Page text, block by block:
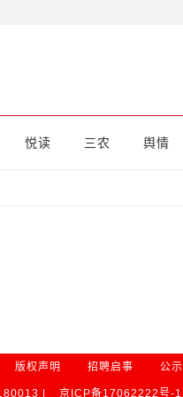
悦读 三农 舆情
版权声明 招聘启事 公示
| 京ICP备17062222号-1